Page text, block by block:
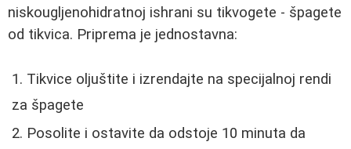
niskougljenohidratnoj ishrani su tikvogete - špagete
od tikvica. Priprema je jednostavna:
Tikvice oljuštite i izrendajte na specijalnoj rendi
za špagete
Posolite i ostavite da odstoje 10 minuta da